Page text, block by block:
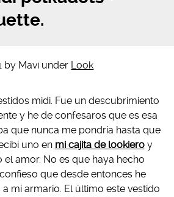
by Mavi under Look
midi. Fue un descubrimiento
y he de confesaros que es esa
que nunca me pondría hasta que
uno en mi cajita de lookieroy
el amor. No es que haya hecho
que desde entonces he
mi armario. El último este vestido